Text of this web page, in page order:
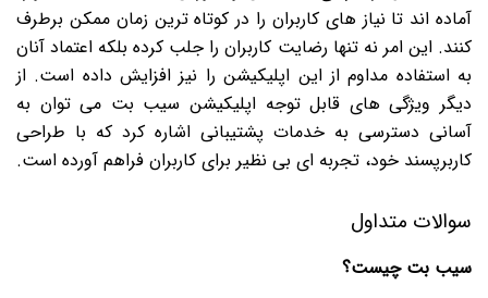
آماده اند تا نیاز های کاربران را در کوتاه ترین زمان ممکن برطرف
کنند. این امر نه تنها رضایت کاربران را جلب کرده بلکه اعتماد آنان
به استفاده مداوم از این اپلیکیشن را نیز افزایش داده است. از
دیگر ویژگی های قابل توجه اپلیکیشن سیب بت می توان به
آسانی دسترسی به خدمات پشتیبانی اشاره کرد که با طراحی
کاربرپسند خود، تجربه ای بی نظیر برای کاربران فراهم آورده است.
سوالات متداول
سیب بت چیست؟